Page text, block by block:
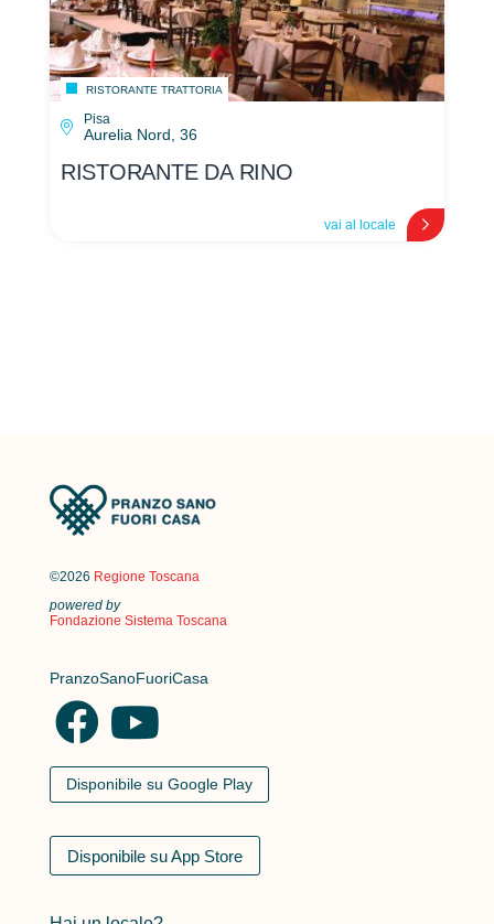
RISTORANTE TRATTORIA
Pisa
Aurelia Nord, 36
RISTORANTE DA RINO
vai al locale
©2026 Regione Toscana
powered by
Fondazione Sistema Toscana
PranzoSanoFuoriCasa
Disponibile su Google Play
Disponibile su App Store